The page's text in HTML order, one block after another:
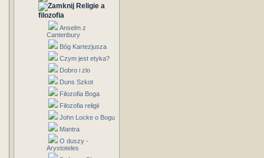
Religie a
filozofia
Anselm z
Cantenbury
Bóg Kartezjusza
Czym jest etyka?
Dobro i zlo
Duns Szkot
Filozofia Boga
Filozofia religii
John Locke o Bogu
Mantra
O duszy -
Arystoteles